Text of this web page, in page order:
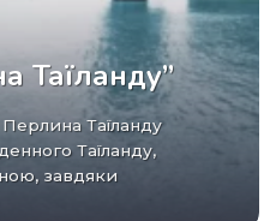
Таїланду”
Таїланду,
завдяки